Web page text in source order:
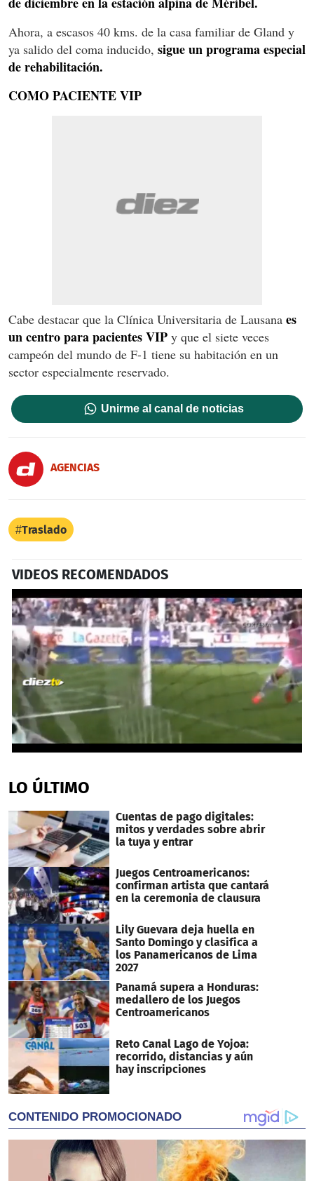
Ahora, a escasos 40 kms. de la casa familiar de Gland y
ya salido del coma inducido, sigue un programa especial
de rehabilitación.
COMO PACIENTE VIP
Cabe destacar que la Clínica Universitaria de Lausana es
un centro para pacientes VIP y que el siete veces
campeón del mundo de F-1 tiene su habitación en un
sector especialmente reservado.
Unirme al canal de noticias
AGENCIAS
Traslado
VIDEOS RECOMENDADOS
of
1
9
seconds
LO ÚLTIMO
Cuentas de pago digitales:
mitos y verdades sobre abrir
la tuya y entrar
Juegos Centroamericanos:
confirman artista que cantará
en la ceremonia de clausura
Lily Guevara deja huella en
Santo Domingo y clasifica a
los Panamericanos de Lima
2027
Panamá supera a Honduras:
medallero de los Juegos
Centroamericanos
Reto Canal Lago de Yojoa:
recorrido, distancias y aún
hay inscripciones